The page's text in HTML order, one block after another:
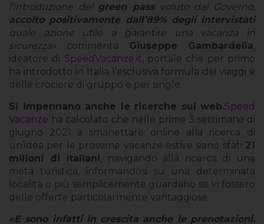
l’introduzione del green passvoluto dal Governo,
accolto positivamente dall’89% degli intervistati
quale azione utile a garantire una vacanza in
sicurezza» commenta Giuseppe Gambardella,
ideatore di SpeedVacanze.it, portale che per primo
ha introdotto in Italia l’esclusiva formula dei viaggi e
delle crociere di gruppo e per single.
Si impennano anche le ricerche sul web.Speed
Vacanze ha calcolato che nelle prime 3 settimane di
giugno 2021 a smanettare online alla ricerca di
un’idea per le prossime vacanze estive siano stati 21
milioni di italiani, navigando alla ricerca di una
meta turistica, informandosi su una determinata
località o più semplicemente guardano se vi fossero
delle offerte particolarmente vantaggiose.
«E sono infatti in crescita anche le prenotazioni.